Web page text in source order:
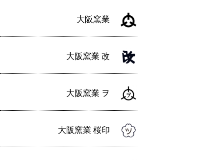
大阪窯業
大阪窯業 改
大阪窯業 ヲ
大阪窯業 桜印